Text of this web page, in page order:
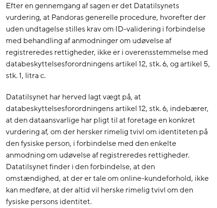
Efter en gennemgang af sagen er det Datatilsynets
vurdering, at Pandoras generelle procedure, hvorefter der
uden undtagelse stilles krav om ID-validering i forbindelse
med behandling af anmodninger om udøvelse af
registreredes rettigheder, ikke er i overensstemmelse med
databeskyttelsesforordningens artikel 12, stk. 6, og artikel 5,
stk. 1, litra c.
Datatilsynet har herved lagt vægt på, at
databeskyttelsesforordningens artikel 12, stk. 6, indebærer,
at den dataansvarlige har pligt til at foretage en konkret
vurdering af, om der hersker rimelig tvivl om identiteten på
den fysiske person, i forbindelse med den enkelte
anmodning om udøvelse af registreredes rettigheder.
Datatilsynet finder i den forbindelse, at den
omstændighed, at der er tale om online-kundeforhold, ikke
kan medføre, at der altid vil herske rimelig tvivl om den
fysiske persons identitet.